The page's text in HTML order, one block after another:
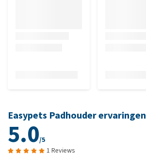
Easypets Padhouder ervaringen
5.0/5
1 Reviews